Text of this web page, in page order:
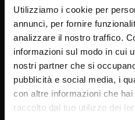
Utilizziamo i cookie per
annunci, per fornire
analizzare il nostro traffico.
informazioni sul modo in cui
nostri partner che si
pubblicità e social media, i
con altre informazioni che
raccolto dal tuo utilizzo dei
Indirizzo: Harju maakond,
Vesivärava tn 50-201, 10152
Navigazione rapida